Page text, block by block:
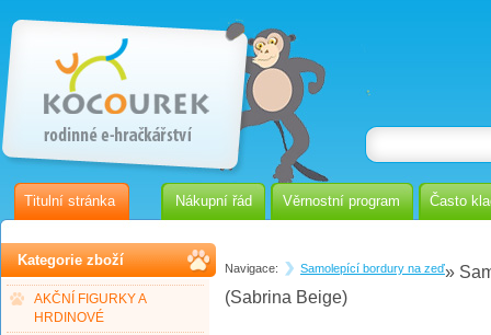
Titulní stránka Nákupní řád Věrnostní program Často
Kategorie zboží
AKČNÍ FIGURKY A
HRDINOVÉ
Navigace: Samolepící bordury na zeď»
(Sabrina Beige)